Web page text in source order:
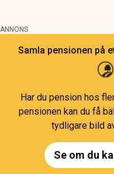
ANNONS
Samla pensionen på
Har du pension hos
pensionen kan du få
tydligare bild
Se om du